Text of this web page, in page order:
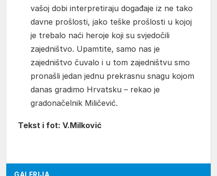
vašoj dobi interpretiraju događaje iz ne tako
davne prošlosti, jako teške prošlosti u kojoj
je trebalo naći heroje koji su svjedočili
zajedništvo. Upamtite, samo nas je
zajedništvo čuvalo i u tom zajedništvu smo
pronašli jedan jednu prekrasnu snagu kojom
danas gradimo Hrvatsku – rekao je
gradonačelnik Miličević.
Tekst i fot: V.Milković